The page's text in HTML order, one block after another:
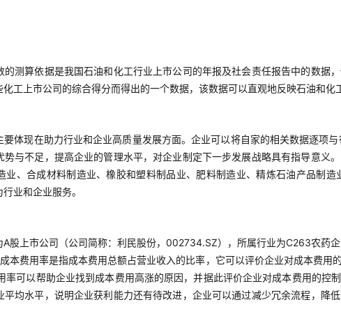
的测算依据是我国石油和化工行业上市公司的年报及社会责任报告中的数
工上市公司的综合得分而得出的一个数据，该数据可以直观地反映石油和化
体现在助力行业和企业高质量发展方面。企业可以将自家的相关数据逐项
与不足，提高企业的管理水平，对企业制定下一步发展战略具有指导意义
业、合成材料制造业、橡胶和塑料制品业、肥料制造业、精炼石油产品制
业和企业服务。
股上市公司（公司简称：利民股份，002734.SZ），所属行业为C263农药
成本费用率是指成本费用总额占营业收入的比率，它可以评价企业对成本费
率可以帮助企业找到成本费用高涨的原因，并据此评价企业对成本费用的
平均水平，说明企业获利能力还有待改进，企业可以通过减少冗余流程，降